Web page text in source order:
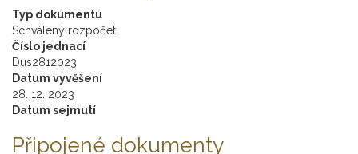
Typ dokumentu
Schválený rozpočet
Číslo jednací
Dus2812023
Datum vyvěšení
28. 12. 2023
Datum sejmutí
Připojené dokumenty